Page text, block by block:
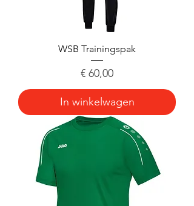
WSB Trainingspak
Prijs
€ 60,00
In winkelwagen